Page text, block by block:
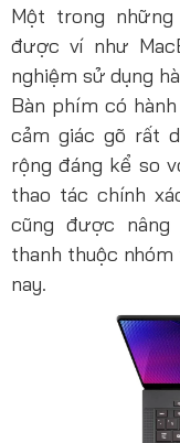
Một trong những
được ví như
nghiệm sử dụng
Bàn phím có
cảm giác gõ rất
rộng đáng kể so
thao tác chính
cũng được
thanh thuộc
nay.